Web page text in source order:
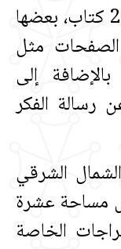
وقد صدر عنا ما ينيف على 200 كتاب، بعضها
مثل
إلى
الفكر
الشرقي
مساحة عشرة
الخاصة